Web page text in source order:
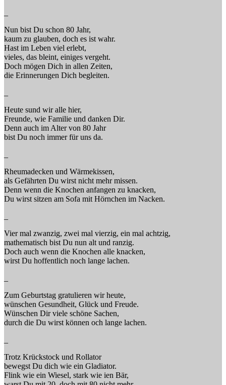
Nun bist Du schon 80 Jahr,
kaum zu glauben, doch es ist wahr.
Hast im Leben viel erlebt,
vieles, das bleint, einiges vergeht.
Doch mögen Dich in allen Zeiten,
die Erinnerungen Dich begleiten.
Heute sund wir alle hier,
Freunde, wie Familie und danken Dir.
Denn auch im Alter von 80 Jahr
bist Du noch immer für uns da.
Rheumadecken und Wärmekissen,
als Gefährten Du wirst nicht mehr missen.
Denn wenn die Knochen anfangen zu knacken,
Du wirst sitzen am Sofa mit Hörnchen im Nacken.
Vier mal zwanzig, zwei mal vierzig, ein mal achtzig,
mathematisch bist Du nun alt und ranzig.
Doch auch wenn die Knochen alle knacken,
wirst Du hoffentlich noch lange lachen.
Zum Geburtstag gratulieren wir heute,
wünschen Gesundheit, Glück und Freude.
Wünschen Dir viele schöne Sachen,
durch die Du wirst können och lange lachen.
Trotz Krückstock und Rollator
bewegst Du dich wie ein Gladiator.
Flink wie ein Wiesel, stark wie ien Bär,